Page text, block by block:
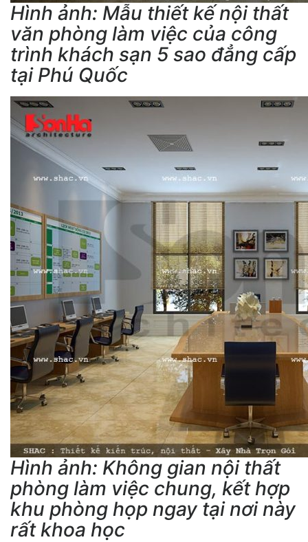
Hình ảnh: Mẫu thiết kế nội thất
văn phòng làm việc của công
trình khách sạn 5 sao đẳng cấp
tại Phú Quốc
Hình ảnh: Không gian nội thất
phòng làm việc chung, kết hợp
khu phòng họp ngay tại nơi này
rất khoa học